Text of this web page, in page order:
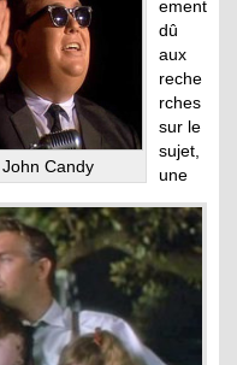
John Candy
ement
dû
aux
reche
rches
sur le
sujet,
une